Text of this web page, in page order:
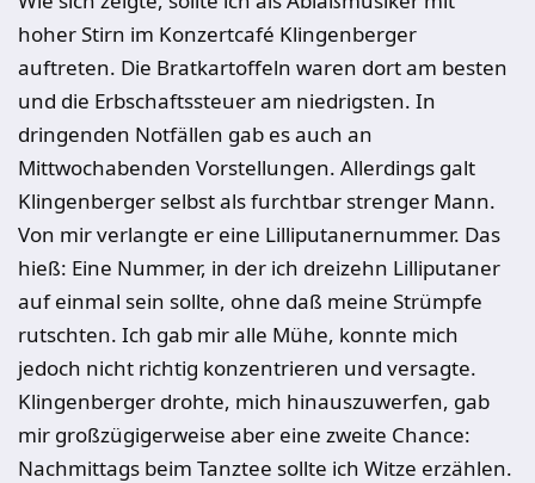
hoher Stirn im Konzertcafé Klingenberger
auftreten. Die Bratkartoffeln waren dort am besten
und die Erbschaftssteuer am niedrigsten. In
dringenden Notfällen gab es auch an
Mittwochabenden Vorstellungen. Allerdings galt
Klingenberger selbst als furchtbar strenger Mann.
Von mir verlangte er eine Lilliputanernummer. Das
hieß: Eine Nummer, in der ich dreizehn Lilliputaner
auf einmal sein sollte, ohne daß meine Strümpfe
rutschten. Ich gab mir alle Mühe, konnte mich
jedoch nicht richtig konzentrieren und versagte.
Klingenberger drohte, mich hinauszuwerfen, gab
mir großzügigerweise aber eine zweite Chance:
Nachmittags beim Tanztee sollte ich Witze erzählen.